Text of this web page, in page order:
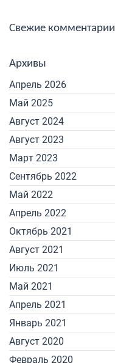
Свежие комментарии
Архивы
Апрель 2026
Май 2025
Август 2024
Август 2023
Март 2023
Сентябрь 2022
Май 2022
Апрель 2022
Октябрь 2021
Август 2021
Июль 2021
Май 2021
Апрель 2021
Январь 2021
Август 2020
Февраль 2020